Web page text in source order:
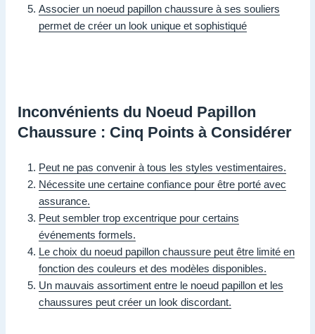
Associer un noeud papillon chaussure à ses souliers
permet de créer un look unique et sophistiqué
Inconvénients du Noeud Papillon
Chaussure : Cinq Points à Considérer
Peut ne pas convenir à tous les styles vestimentaires.
Nécessite une certaine confiance pour être porté avec
assurance.
Peut sembler trop excentrique pour certains
événements formels.
Le choix du noeud papillon chaussure peut être limité en
fonction des couleurs et des modèles disponibles.
Un mauvais assortiment entre le noeud papillon et les
chaussures peut créer un look discordant.